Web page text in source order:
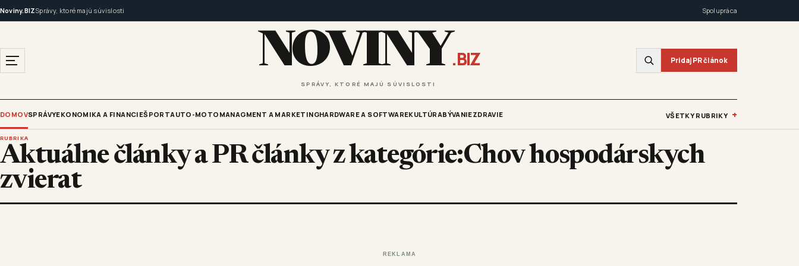
Noviny.BIZSprávy, ktoré majú súvislosti Spolupráca
NOVINY .BIZ
SPRÁVY, KTORÉ MAJÚ SÚVISLOSTI
Pridaj PR článok
DOMOVSPRÁVYEKONOMIKA A FINANCIEŠPORTAUTO-MOTO MANAGMENT A MARKETINGHARDWARE A SOFTWAREKULTÚRABÝVANIEZDRAVIE VŠETKY RUBRIKY +
RUBRIKA
Aktuálne články a PR články z kategórie:Chov hospodárskych
zvierat
REKLAMA